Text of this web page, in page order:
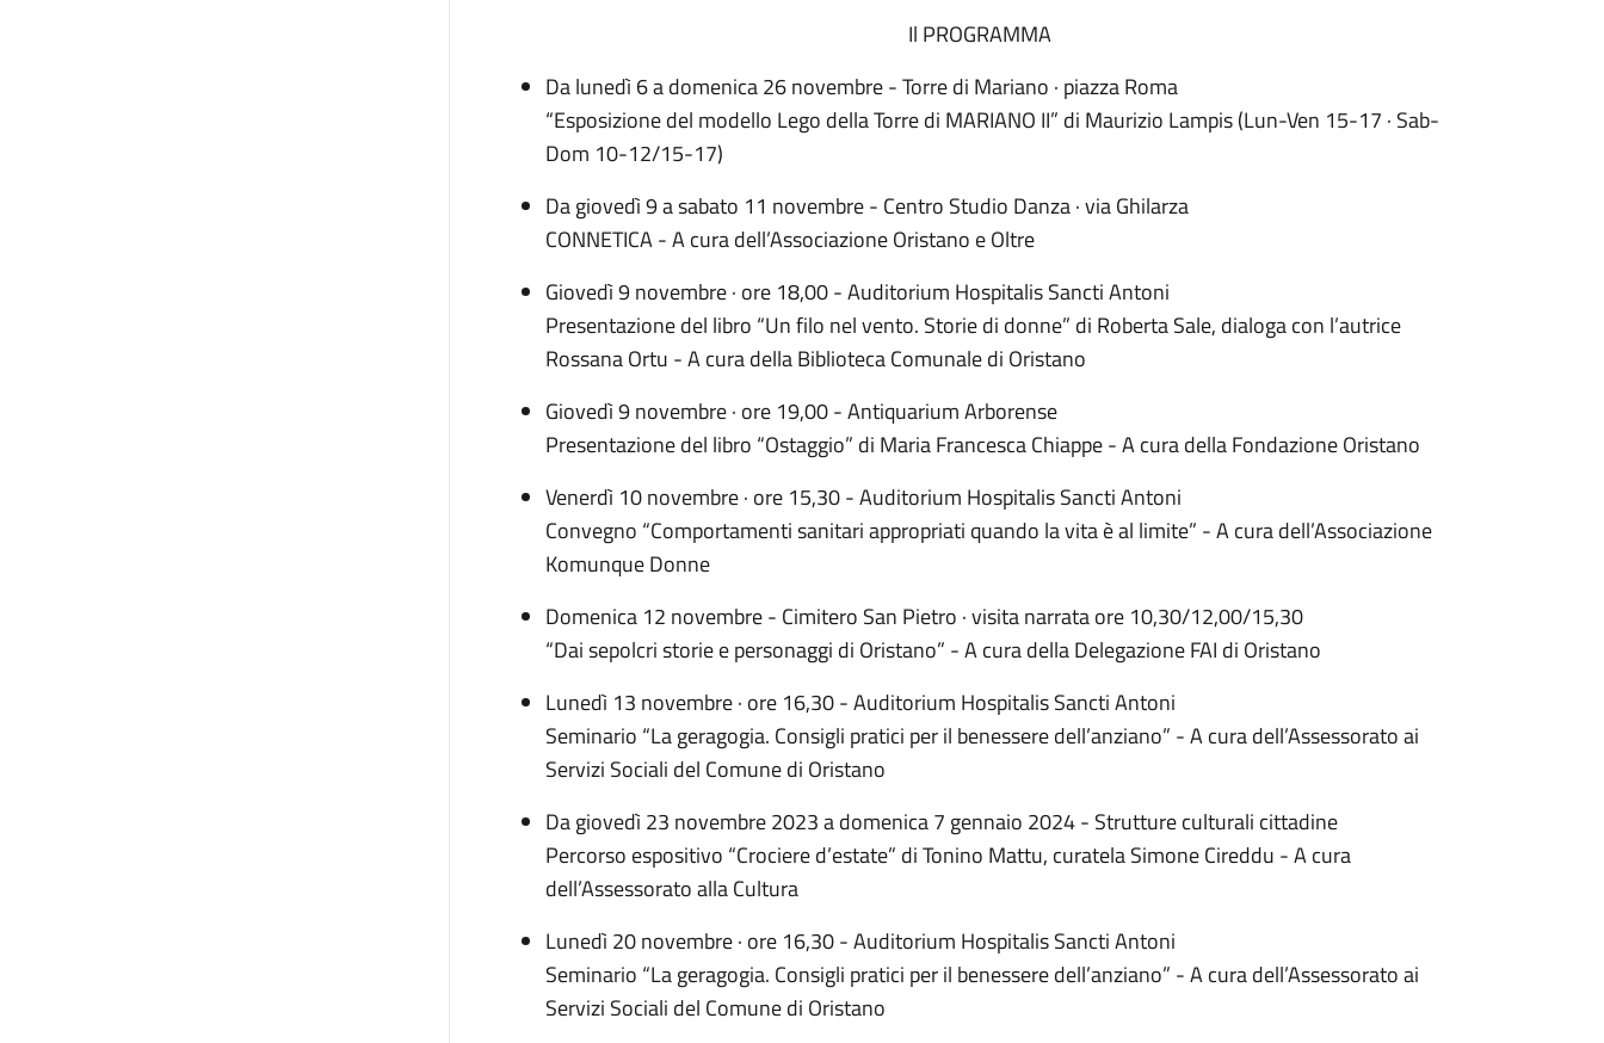
Il PROGRAMMA
Da lunedì 6 a domenica 26 novembre - Torre di Mariano · piazza Roma
“Esposizione del modello Lego della Torre di MARIANO II” di Maurizio Lampis (Lun-Ven 15-17 · Sab-
Dom 10-12/15-17)
Da giovedì 9 a sabato 11 novembre - Centro Studio Danza · via Ghilarza
CONNETICA - A cura dell’Associazione Oristano e Oltre
Giovedì 9 novembre · ore 18,00 - Auditorium Hospitalis Sancti Antoni
Presentazione del libro “Un filo nel vento. Storie di donne” di Roberta Sale, dialoga con l’autrice
Rossana Ortu - A cura della Biblioteca Comunale di Oristano
Giovedì 9 novembre · ore 19,00 - Antiquarium Arborense
Presentazione del libro “Ostaggio” di Maria Francesca Chiappe - A cura della Fondazione Oristano
Venerdì 10 novembre · ore 15,30 - Auditorium Hospitalis Sancti Antoni
Convegno “Comportamenti sanitari appropriati quando la vita è al limite” - A cura dell’Associazione
Komunque Donne
Domenica 12 novembre - Cimitero San Pietro · visita narrata ore 10,30/12,00/15,30
“Dai sepolcri storie e personaggi di Oristano” - A cura della Delegazione FAI di Oristano
Lunedì 13 novembre · ore 16,30 - Auditorium Hospitalis Sancti Antoni
Seminario “La geragogia. Consigli pratici per il benessere dell’anziano” - A cura dell’Assessorato ai
Servizi Sociali del Comune di Oristano
Da giovedì 23 novembre 2023 a domenica 7 gennaio 2024 - Strutture culturali cittadine
Percorso espositivo “Crociere d’estate” di Tonino Mattu, curatela Simone Cireddu - A cura
dell’Assessorato alla Cultura
Lunedì 20 novembre · ore 16,30 - Auditorium Hospitalis Sancti Antoni
Seminario “La geragogia. Consigli pratici per il benessere dell’anziano” - A cura dell’Assessorato ai
Servizi Sociali del Comune di Oristano